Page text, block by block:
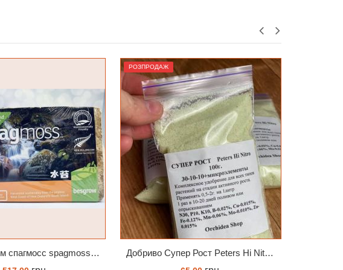
Лідер
Субстрат для підлітків орхідей 4 л